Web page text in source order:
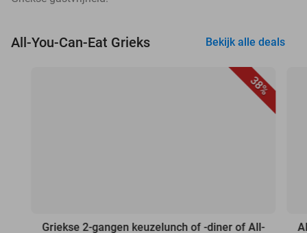
All-You-Can-Eat Grieks Bekijk alle deals
38%
Griekse 2-gangen keuzelunch of -diner of All-